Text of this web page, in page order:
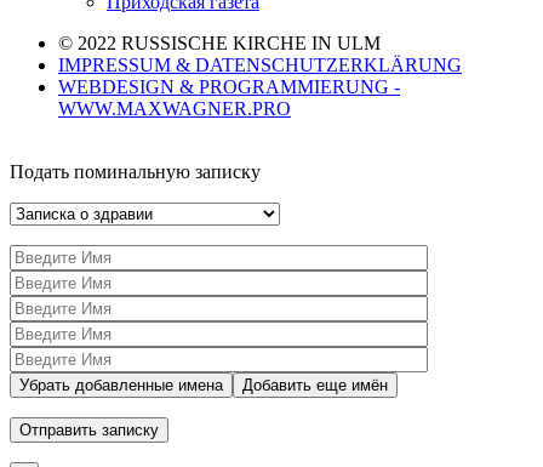
© 2022 RUSSISCHE KIRCHE IN ULM
IMPRESSUM & DATENSCHUTZERKLÄRUNG
WEBDESIGN & PROGRAMMIERUNG -
WWW.MAXWAGNER.PRO
Подать поминальную записку
Убрать добавленные имена Добавить еще имён